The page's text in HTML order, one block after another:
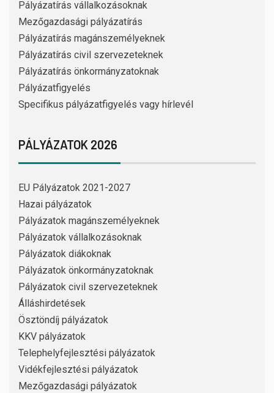
Pályázatírás vállalkozásoknak
Mezőgazdasági pályázatírás
Pályázatírás magánszemélyeknek
Pályázatírás civil szervezeteknek
Pályázatírás önkormányzatoknak
Pályázatfigyelés
Specifikus pályázatfigyelés vagy hírlevél
PÁLYÁZATOK 2026
EU Pályázatok 2021-2027
Hazai pályázatok
Pályázatok magánszemélyeknek
Pályázatok vállalkozásoknak
Pályázatok diákoknak
Pályázatok önkormányzatoknak
Pályázatok civil szervezeteknek
Álláshirdetések
Ösztöndíj pályázatok
KKV pályázatok
Telephelyfejlesztési pályázatok
Vidékfejlesztési pályázatok
Mezőgazdasági pályázatok